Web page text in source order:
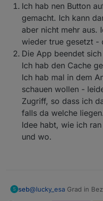
Ich hab nen Button
gemacht. Ich kann
aber nicht mehr aus.
wieder true gesetzt -
Die App beendet
Ich hab den Cache
Ich hab mal in dem
schauen wollen -
Zugriff, so dass ich
falls da welche
Idee habt, wie ich
und wo.
S seb@lucky_esa Grad in